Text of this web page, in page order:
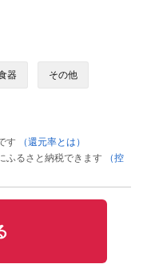
器 その他
す
（還元率とは）
ふるさと納税できます
（控